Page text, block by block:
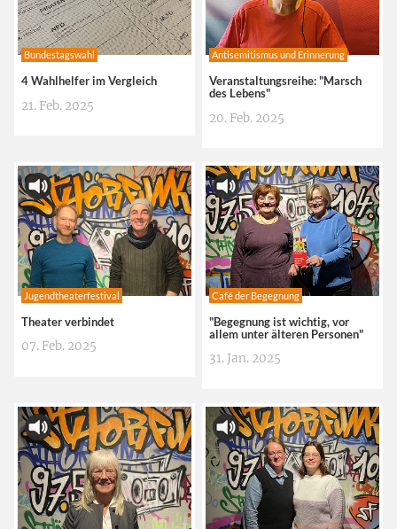
Bundestagswahl
4 Wahlhelfer im Vergleich
21. Feb. 2025
Antisemitismus und Erinnerung
Veranstaltungsreihe: "Marsch
des Lebens"
20. Feb. 2025
Jugendtheaterfestival
Theater verbindet
07. Feb. 2025
Café der Begegnung
"Begegnung ist wichtig, vor
allem unter älteren Personen"
31. Jan. 2025